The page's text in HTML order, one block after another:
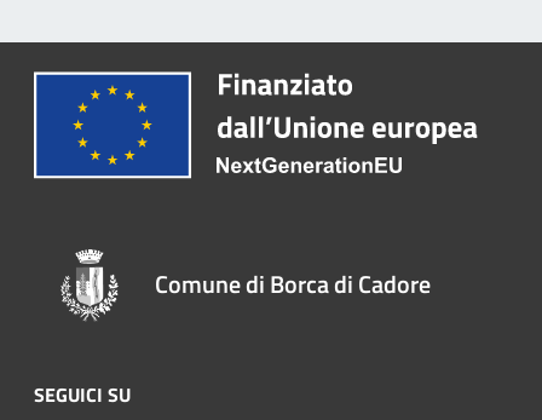
Comune di Borca di Cadore
SEGUICI SU